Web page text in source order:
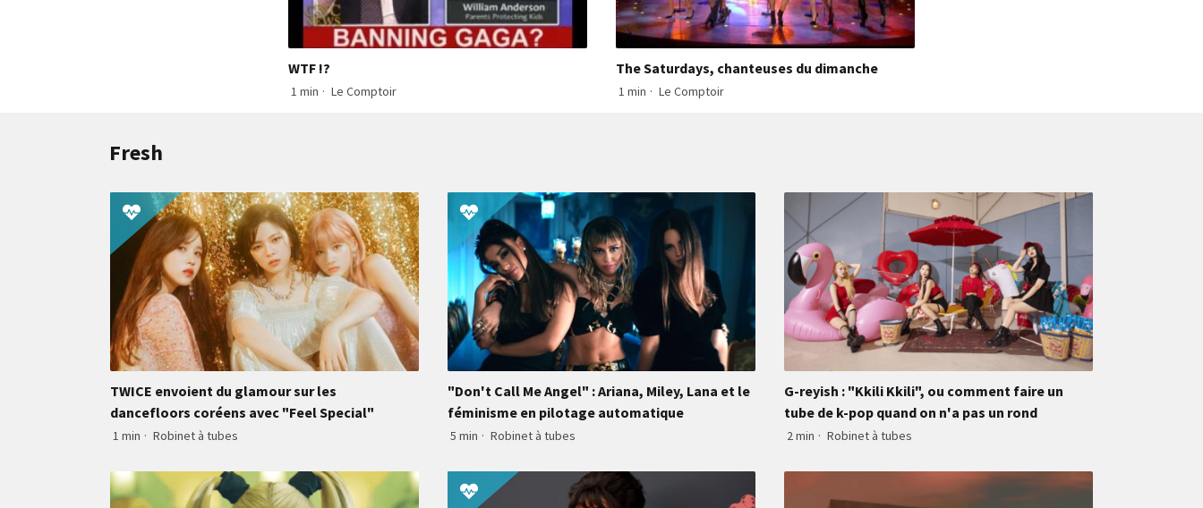
WTF !?
1 min · Le Comptoir
The Saturdays, chanteuses du dimanche
1 min · Le Comptoir
Fresh
TWICE envoient du glamour sur les
dancefloors coréens avec "Feel Special"
1 min · Robinet à tubes
"Don't Call Me Angel" : Ariana, Miley, Lana et le
féminisme en pilotage automatique
5 min · Robinet à tubes
G-reyish : "Kkili Kkili", ou comment faire un
tube de k-pop quand on n'a pas un rond
2 min · Robinet à tubes